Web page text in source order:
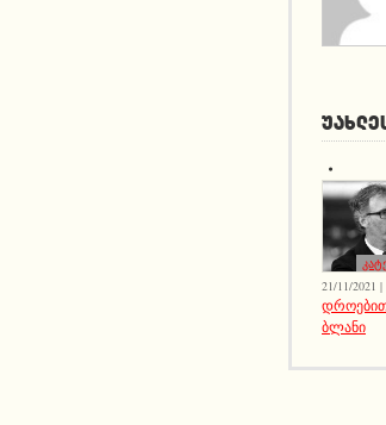
21/11/2021 |
ბლანი